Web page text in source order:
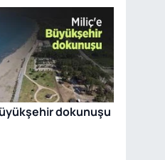
dokunuşu